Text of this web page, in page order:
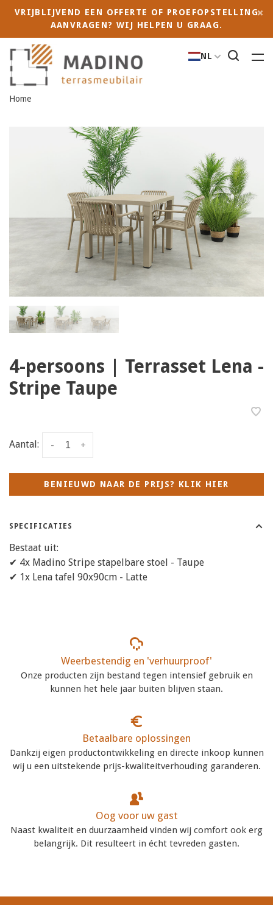
VRIJBLIJVEND EEN OFFERTE OF PROEFOPSTELLING
AANVRAGEN? WIJ HELPEN U GRAAG.
NL
Home
4-persoons | Terrasset Lena -
Stripe Taupe
Aantal: +
-
BENIEUWD NAAR DE PRIJS? KLIK HIER
SPECIFICATIES
Bestaat uit:
✔ 4x Madino Stripe stapelbare stoel - Taupe
✔ 1x Lena tafel 90x90cm - Latte
Weerbestendig en 'verhuurproof'
Onze producten zijn bestand tegen intensief gebruik en
kunnen het hele jaar buiten blijven staan.
Betaalbare oplossingen
Dankzij eigen productontwikkeling en directe inkoop kunnen
wij u een uitstekende prijs-kwaliteitverhouding garanderen.
Oog voor uw gast
Naast kwaliteit en duurzaamheid vinden wij comfort ook erg
belangrijk. Dit resulteert in écht tevreden gasten.